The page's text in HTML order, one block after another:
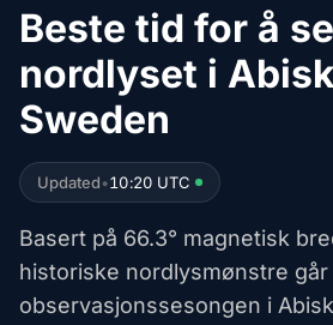
Beste tid for å se
nordlyset i
Sweden
Updated•10:20 UTC
Basert på 66.3° magnetisk
historiske nordlysmønstre går
observasjonssesongen i